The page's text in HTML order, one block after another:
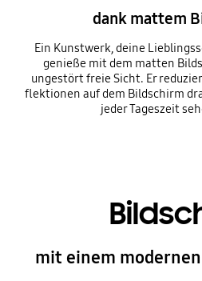
dank mattem
Ein Kunstwerk, deine
genieße mit dem matten
ungestört freie Sicht. Er
flektionen auf dem Bildschirm
jeder Tageszeit
mit einem